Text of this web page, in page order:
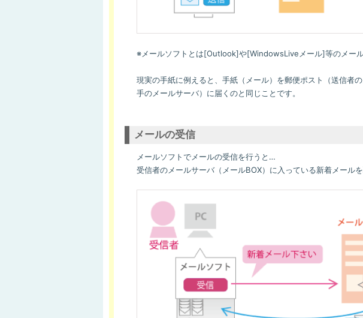
※メールソフトとは[Outlook]や[WindowsLiveメール]等のメール
現実の手紙に例えると、手紙（メール）を郵便ポスト（送信者
手のメールサーバ）に届くのと同じことです。
メールの受信
メールソフトでメールの受信を行うと…
受信者のメールサーバ（メールBOX）に入っている新着メールを